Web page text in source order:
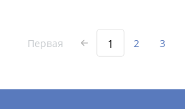
Первая 1 2 3